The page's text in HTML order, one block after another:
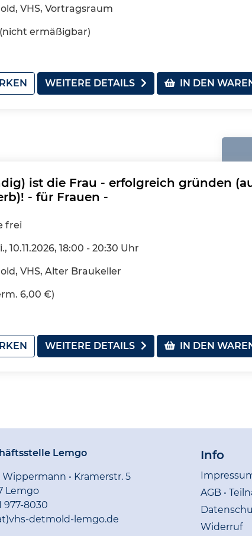
VHS, Vortragsraum
ermäßigbar)
WEITERE DETAILS IN DEN
ist die Frau - erfolgreich gründen
- für Frauen -
frei
, 10.11.2026, 18:00 - 20:30 Uhr
VHS, Alter Braukeller
6,00 €)
WEITERE DETAILS IN DEN
Lemgo
Wippermann • Kramerstr. 5
Lemgo
977-8030
detmold-lemgo.de
Info
AGB •
Widerruf